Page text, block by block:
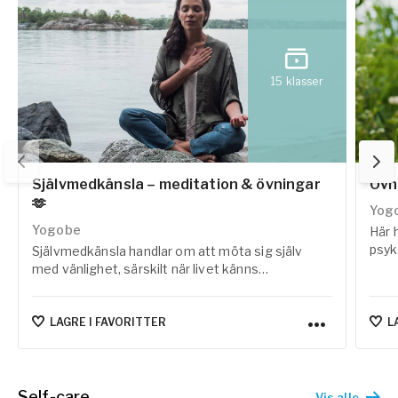
15 klasser
Självmedkänsla – meditation & övningar
🫶
Yogobe
Självmedkänsla handlar om att möta sig själv
med vänlighet, särskilt när livet känns
inåt och utveckla en mer omtänksam relation till
LAGRE I FAVORITTER
Här